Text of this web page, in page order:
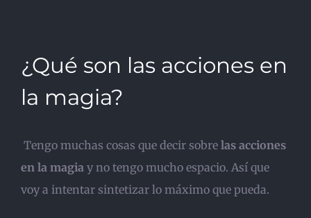
¿Qué son las acciones en
la magia?
Tengo muchas cosas que decir sobre las acciones
en la magia y no tengo mucho espacio. Así que
voy a intentar sintetizar lo máximo que pueda.